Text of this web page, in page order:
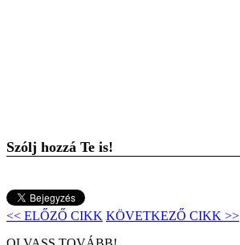
Szólj hozzá Te is!
<< ELŐZŐ CIKK KÖVETKEZŐ CIKK >>